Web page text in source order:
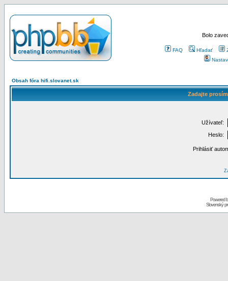
Bolo
FAQ Hľadať
Obsah fóra hifi.slovanet.sk
Zadajte
Užívateľ:
Heslo:
Prihlásiť
Powered
Slovenský